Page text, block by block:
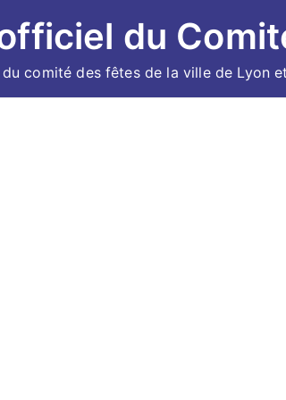
du
comité des fêtes de la ville de Lyon